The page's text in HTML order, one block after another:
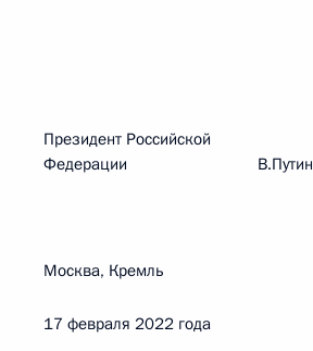
Президент Российской
Федерации В.Путин
Москва, Кремль
17 февраля 2022 года